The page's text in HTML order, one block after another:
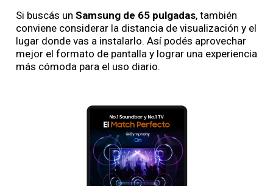
Si buscás un Samsung de 65 pulgadas, también
conviene considerar la distancia de visualización y el
lugar donde vas a instalarlo. Así podés aprovechar
mejor el formato de pantalla y lograr una experiencia
más cómoda para el uso diario.